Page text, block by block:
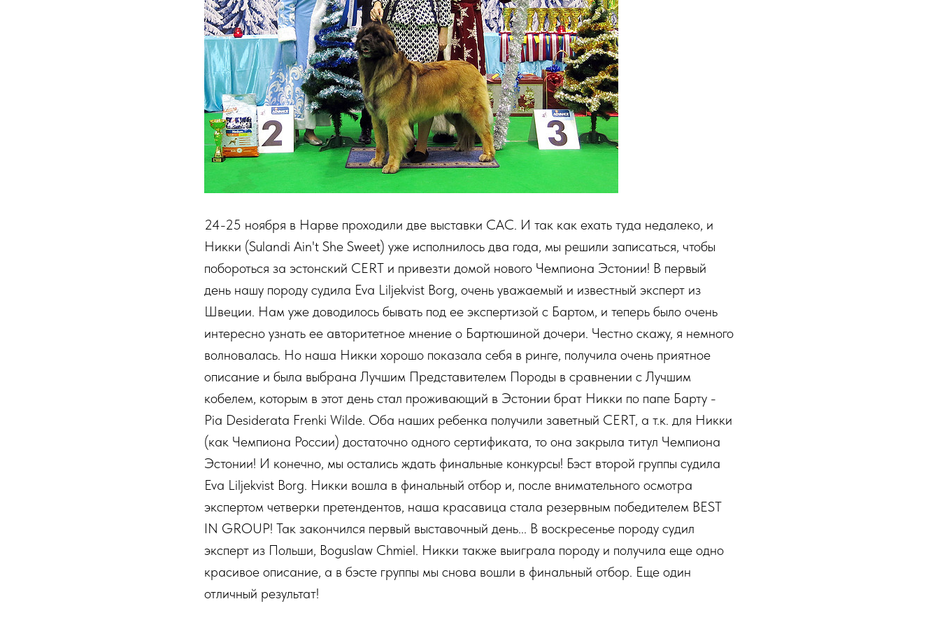
24-25 ноября в Нарве проходили две выставки САС. И так как ехать туда недалеко, и
Никки (Sulandi Ain't She Sweet) уже исполнилось два года, мы решили записаться, чтобы
побороться за эстонский CERT и привезти домой нового Чемпиона Эстонии! В первый
день нашу породу судила Eva Liljekvist Borg, очень уважаемый и известный эксперт из
Швеции. Нам уже доводилось бывать под ее экспертизой с Бартом, и теперь было очень
интересно узнать ее авторитетное мнение о Бартюшиной дочери. Честно скажу, я немного
волновалась. Но наша Никки хорошо показала себя в ринге, получила очень приятное
описание и была выбрана Лучшим Представителем Породы в сравнении с Лучшим
кобелем, которым в этот день стал проживающий в Эстонии брат Никки по папе Барту -
Pia Desiderata Frenki Wilde. Оба наших ребенка получили заветный CERT, а т.к. для Никки
(как Чемпиона России) достаточно одного сертификата, то она закрыла титул Чемпиона
Эстонии! И конечно, мы остались ждать финальные конкурсы! Бэст второй группы судила
Eva Liljekvist Borg. Никки вошла в финальный отбор и, после внимательного осмотра
экспертом четверки претендентов, наша красавица стала резервным победителем BEST
IN GROUP! Так закончился первый выставочный день... В воскресенье породу судил
эксперт из Польши, Boguslaw Chmiel. Никки также выиграла породу и получила еще одно
красивое описание, а в бэсте группы мы снова вошли в финальный отбор. Еще один
отличный результат!